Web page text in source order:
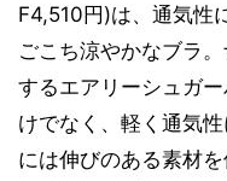
F4,510円)は、通気性
ごこち涼やかなブラ
するエアリーシュガ
けでなく、軽く通気
には伸びのある素材